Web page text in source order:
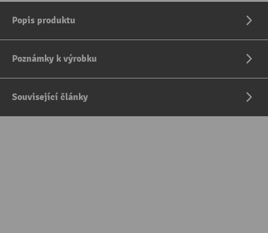
Popis produktu
Poznámky k výrobku
Související články